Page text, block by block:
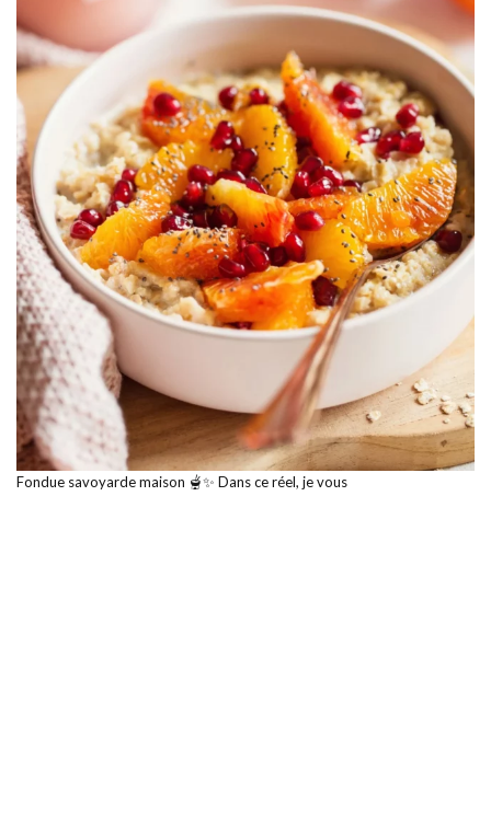
Fondue savoyarde maison 🫕✨ Dans ce réel, je vous